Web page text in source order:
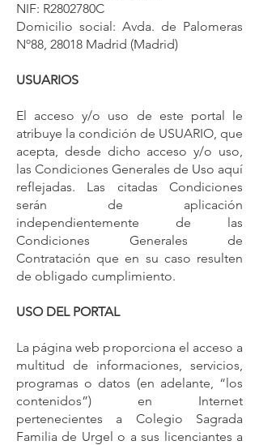
NIF: R2802780C
Domicilio social: Avda. de Palomeras
Nº88, 28018 Madrid (Madrid)
USUARIOS
El acceso y/o uso de este portal le
atribuye la condición de USUARIO, que
acepta, desde dicho acceso y/o uso,
las Condiciones Generales de Uso aquí
reflejadas. Las citadas Condiciones
serán de aplicación
independientemente de las
Condiciones Generales de
Contratación que en su caso resulten
de obligado cumplimiento.
USO DEL PORTAL
La página web proporciona el acceso a
multitud de informaciones, servicios,
programas o datos (en adelante, “los
contenidos”) en Internet
pertenecientes a Colegio Sagrada
Familia de Urgel o a sus licenciantes a